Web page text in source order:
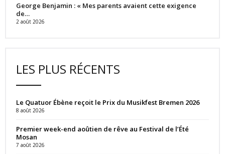
George Benjamin : « Mes parents avaient cette exigence
de…
2 août 2026
LES PLUS RÉCENTS
Le Quatuor Ébène reçoit le Prix du Musikfest Bremen 2026
8 août 2026
Premier week-end aoûtien de rêve au Festival de l’Été
Mosan
7 août 2026